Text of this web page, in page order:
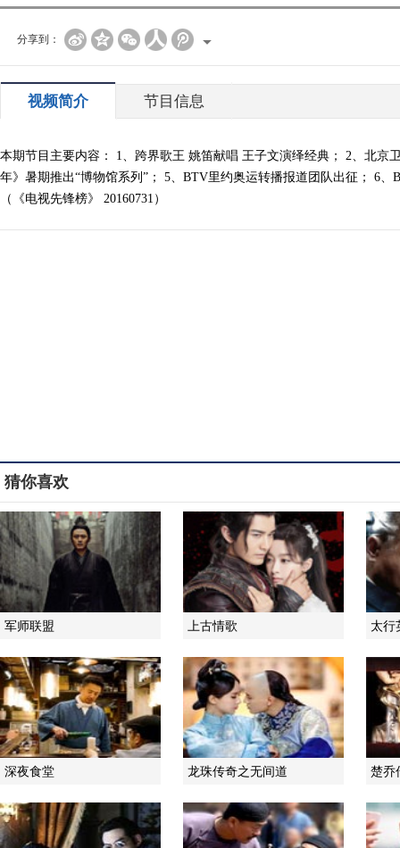
分享到：
视频简介 节目信息
本期节目主要内容： 1、跨界歌王 姚笛献唱 王子文演绎经典； 2、北京
年》暑期推出“博物馆系列”； 5、BTV里约奥运转播报道团队出征； 6
（《电视先锋榜》 20160731）
猜你喜欢
军师联盟 上古情歌 太行
深夜食堂 龙珠传奇之无间道 楚乔